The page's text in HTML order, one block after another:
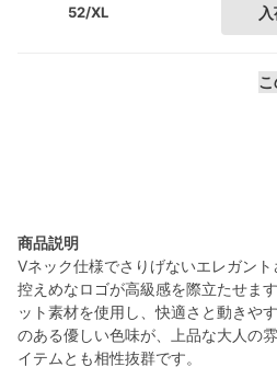
52/XL
商品説明
Vネック仕様でさりげないエレガン
控えめなロゴが高級感を際立たせま
ット素材を使用し、快適さと動きや
のある優しい色味が、上品な大人の
イテムとも相性抜群です。